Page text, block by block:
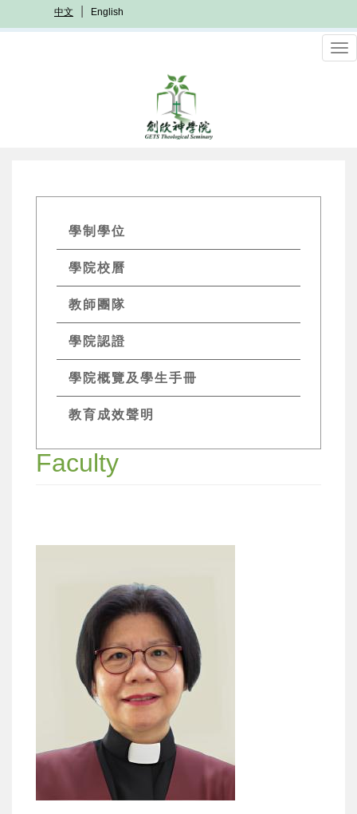
至
中文 English
GETs
Academics
Menu
學制學位
學院校曆
教師團隊
學院認證
學院概覽及學生手冊
教育成效聲明
Faculty